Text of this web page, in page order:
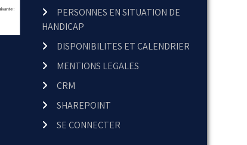
PERSONNES EN SITUATION DE
HANDICAP
DISPONIBILITES ET CALENDRIER
MENTIONS LEGALES
CRM
SHAREPOINT
SE CONNECTER